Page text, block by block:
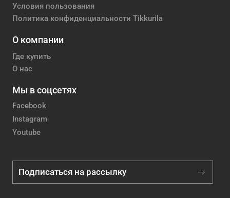
Условия пользования
Политика конфиденциальности Tikkurila
О компании
Где купить
О нас
Мы в соцсетях
Facebook
Instagram
Youtube
Подписаться на рассылку